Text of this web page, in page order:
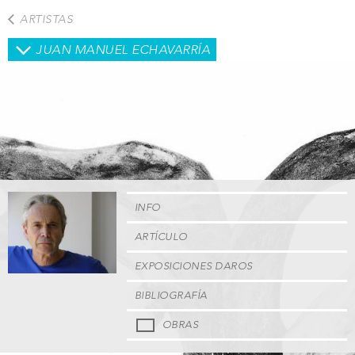
contenido
principal
ARTISTAS
JUAN MANUEL ECHAVARRÍA
INFO
ARTÍCULO
EXPOSICIONES DAROS
BIBLIOGRAFÍA
OBRAS